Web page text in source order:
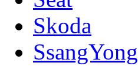
Skoda
SsangYong